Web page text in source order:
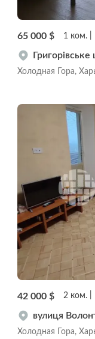
65 000 $ 1 ком.
Холодная Гора,
42 000 $ 2 ком.
вулиця
Холодная Гора,